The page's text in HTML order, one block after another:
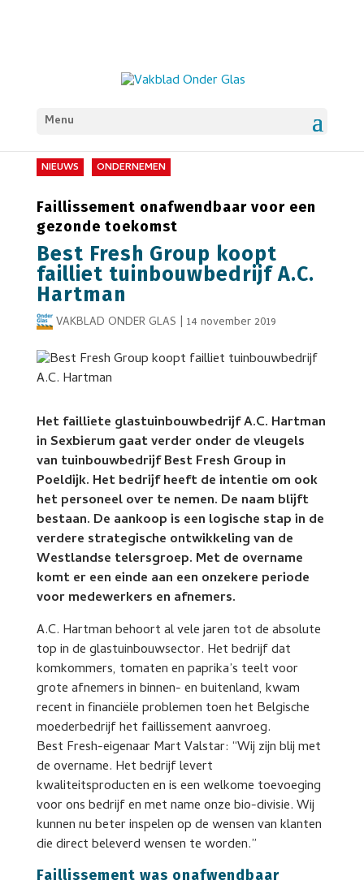
Menu
NIEUWS ONDERNEMEN
Faillissement onafwendbaar voor een
gezonde toekomst
Best Fresh Group koopt
failliet tuinbouwbedrijf A.C.
Hartman
VAKBLAD ONDER GLAS | 14 november 2019
Het failliete glastuinbouwbedrijf A.C. Hartman
in Sexbierum gaat verder onder de vleugels
van tuinbouwbedrijf Best Fresh Group in
Poeldijk. Het bedrijf heeft de intentie om ook
het personeel over te nemen. De naam blijft
bestaan. De aankoop is een logische stap in de
verdere strategische ontwikkeling van de
Westlandse telersgroep. Met de overname
komt er een einde aan een onzekere periode
voor medewerkers en afnemers.
A.C. Hartman behoort al vele jaren tot de absolute
top in de glastuinbouwsector. Het bedrijf dat
komkommers, tomaten en paprika’s teelt voor
grote afnemers in binnen- en buitenland, kwam
recent in financiële problemen toen het Belgische
moederbedrijf het faillissement aanvroeg.
Best Fresh-eigenaar Mart Valstar: “Wij zijn blij met
de overname. Het bedrijf levert
kwaliteitsproducten en is een welkome toevoeging
voor ons bedrijf en met name onze bio-divisie. Wij
kunnen nu beter inspelen op de wensen van klanten
die direct beleverd wensen te worden.”
Faillissement was onafwendbaar